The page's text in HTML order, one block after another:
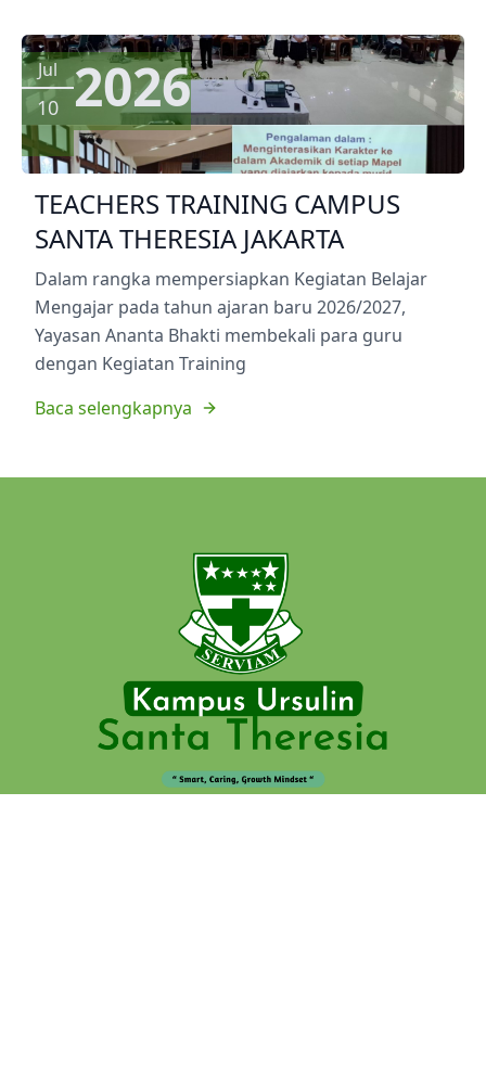
Jul
10 2026
TEACHERS TRAINING CAMPUS
SANTA THERESIA JAKARTA
Dalam rangka mempersiapkan Kegiatan Belajar
Mengajar pada tahun ajaran baru 2026/2027,
Yayasan Ananta Bhakti membekali para guru
dengan Kegiatan Training
Baca selengkapnya